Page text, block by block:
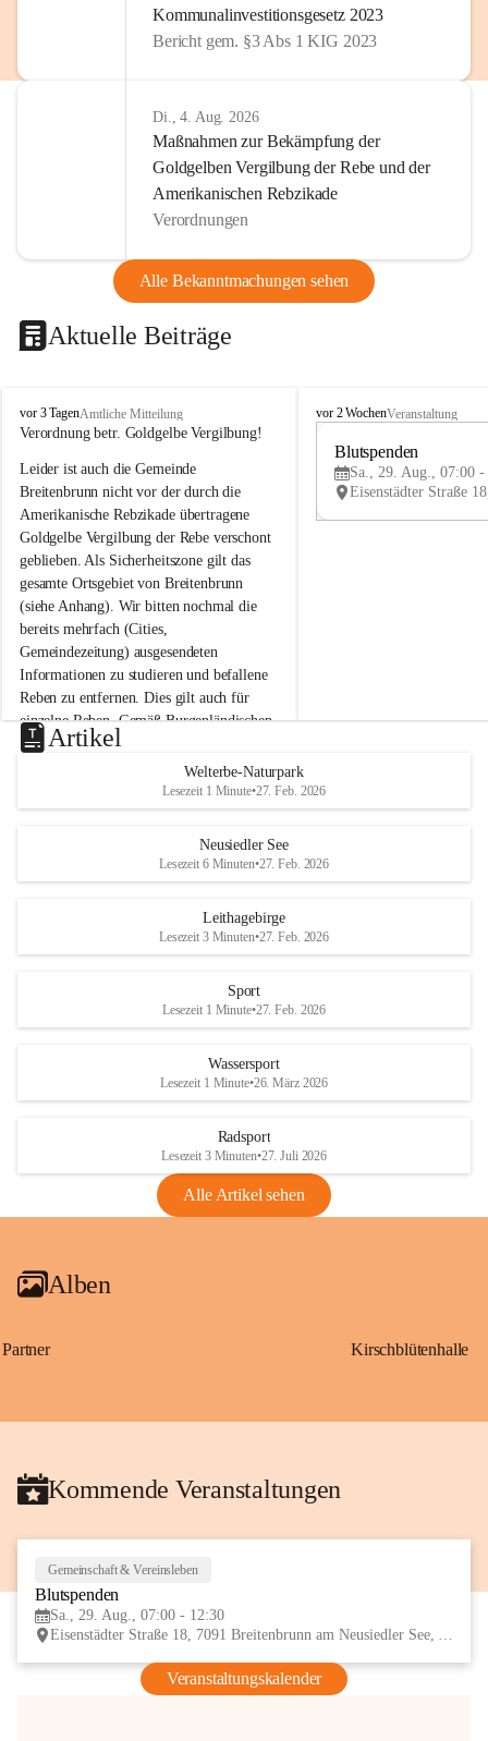
Kommunalinvestitionsgesetz 2023
Bericht gem. §3 Abs 1 KIG 2023
Di., 4. Aug. 2026
Maßnahmen zur Bekämpfung der
Goldgelben Vergilbung der Rebe und der
Amerikanischen Rebzikade
Verordnungen
Alle Bekanntmachungen sehen
Aktuelle Beiträge
B
r
i
t
e
n
b
r
u
n
n
a
m
N
e
u
s
d
S
vor 3 TagenAmtliche Mitteilung
Verordnung betr. Goldgelbe Vergilbung!
Leider ist auch die Gemeinde
Breitenbrunn nicht vor der durch die
Amerikanische Rebzikade übertragene
Goldgelbe Vergilbung der Rebe verschont
geblieben. Als Sicherheitszone gilt das
gesamte Ortsgebiet von Breitenbrunn
(siehe Anhang). Wir bitten nochmal die
bereits mehrfach (Cities,
Gemeindezeitung) ausgesendeten
Informationen zu studieren und befallene
Reben zu entfernen. Dies gilt auch für
einzelne Reben. Gemäß Burgenländischen
Weinbaugesetz sind nicht gepflegte oder
unzulässige Weingärten zu roden! Bitte
helfen wir zusammen um unsere Winzer
vor den prognostizierten Ernteausfällen
und den daraus folgenden wirtschaftlichen
Maßnahmen zur Bekämpfung
Rebe und der Amerikanischen
Anhang VBl. EU Nr. 18
1 Seite•1,4 MB
VBl. EU Nr. 18_2026
B
e
u
e
d
r
S
vor 2 WochenVeranstaltung
Blutspenden
Sa., 29. Aug., 07:00 -
Artikel
Welterbe-Naturpark
Lesezeit 1 Minute•27. Feb. 2026
Neusiedler See
Lesezeit 6 Minuten•27. Feb. 2026
Leithagebirge
Lesezeit 3 Minuten•27. Feb. 2026
Sport
Lesezeit 1 Minute•27. Feb. 2026
Wassersport
Lesezeit 1 Minute•26. März 2026
Radsport
Lesezeit 3 Minuten•27. Juli 2026
Alle Artikel sehen
Alben
Partner Kirschblütenhalle
Kommende Veranstaltungen
Gemeinschaft & Vereinsleben
Blutspenden
Sa., 29. Aug., 07:00 - 12:30
Eisenstädter Straße 18, 7091 Breitenbrunn am Neusiedler See, AUT
Veranstaltungskalender